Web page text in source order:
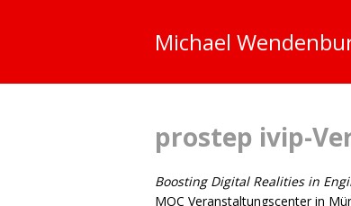
Michael
prostep ivip-
Boosting Digital Realities in
MOC Veranstaltungscenter in